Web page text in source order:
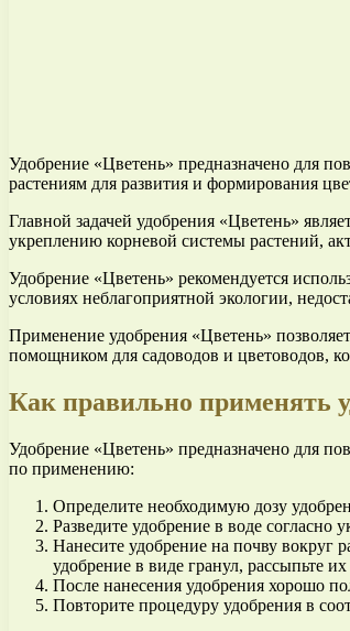
Удобрение «Цветень» предназначено для
растениям для развития и формирования
Главной задачей удобрения «Цветень»
укреплению корневой системы растений,
Удобрение «Цветень» рекомендуется
условиях неблагоприятной экологии,
Применение удобрения «Цветень»
помощником для садоводов и цветоводов,
Как правильно применять
Удобрение «Цветень» предназначено для
по применению:
Определите необходимую дозу
Разведите удобрение в воде
Нанесите удобрение на почву вокруг
удобрение в виде гранул, рассыпьте
После нанесения удобрения хорошо
Повторите процедуру удобрения в